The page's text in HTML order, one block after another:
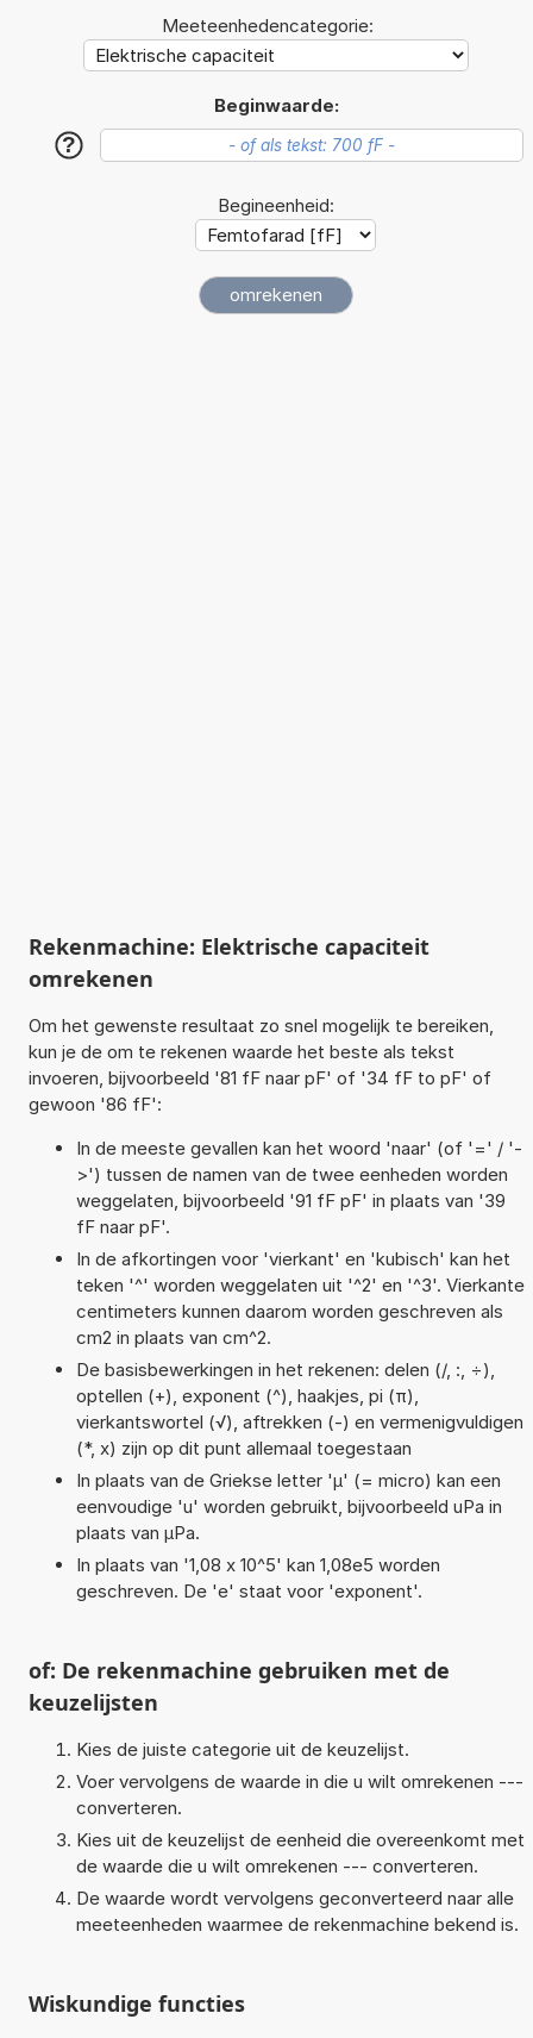
Meeteenhedencategorie:
Beginwaarde:
?
Begineenheid:
Rekenmachine: Elektrische capaciteit
omrekenen
Om het gewenste resultaat zo snel mogelijk te bereiken,
kun je de om te rekenen waarde het beste als tekst
invoeren, bijvoorbeeld '81 fF naar pF' of '34 fF to pF' of
gewoon '86 fF':
In de meeste gevallen kan het woord 'naar' (of '=' / '-
>') tussen de namen van de twee eenheden worden
weggelaten, bijvoorbeeld '91 fF pF' in plaats van '39
fF naar pF'.
In de afkortingen voor 'vierkant' en 'kubisch' kan het
teken '^' worden weggelaten uit '^2' en '^3'. Vierkante
centimeters kunnen daarom worden geschreven als
cm2 in plaats van cm^2.
De basisbewerkingen in het rekenen: delen (/, :, ÷),
optellen (+), exponent (^), haakjes, pi (π),
vierkantswortel (√), aftrekken (-) en vermenigvuldigen
(*, x) zijn op dit punt allemaal toegestaan
In plaats van de Griekse letter 'µ' (= micro) kan een
eenvoudige 'u' worden gebruikt, bijvoorbeeld uPa in
plaats van µPa.
In plaats van '1,08 x 10^5' kan 1,08e5 worden
geschreven. De 'e' staat voor 'exponent'.
of: De rekenmachine gebruiken met de
keuzelijsten
Kies de juiste categorie uit de keuzelijst.
Voer vervolgens de waarde in die u wilt omrekenen ---
converteren.
Kies uit de keuzelijst de eenheid die overeenkomt met
de waarde die u wilt omrekenen --- converteren.
De waarde wordt vervolgens geconverteerd naar alle
meeteenheden waarmee de rekenmachine bekend is.
Wiskundige functies